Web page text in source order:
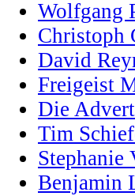
Wolfgang
Christoph
David
Freigeist
Die
Tim
Stephanie
Benjamin